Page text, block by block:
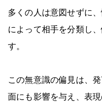
多くの人は意図せずに
によって相手を分類し
す。
この無意識の偏見は、
面にも影響を与え、表